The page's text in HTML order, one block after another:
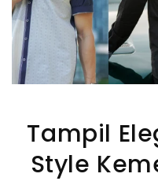
Tampil
Style